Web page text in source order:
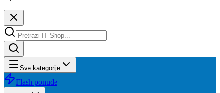
Sve kategorije
Flash ponude